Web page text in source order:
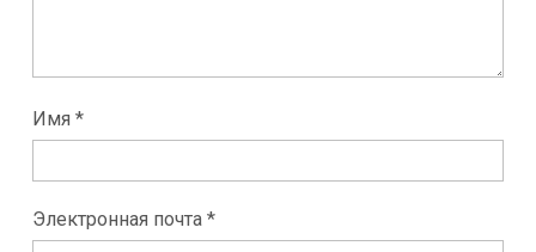
Имя *
Электронная почта *